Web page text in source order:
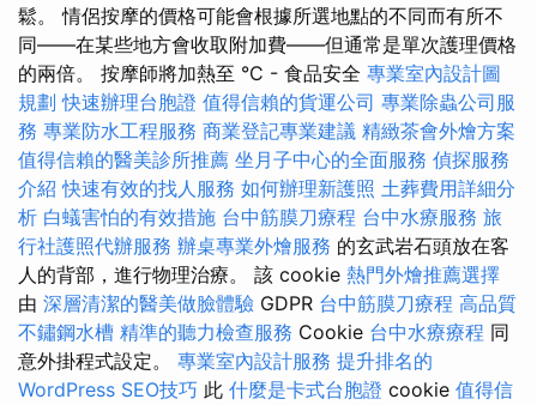
鬆。 情侶按摩的價格可能會根據所選地點的不同而有所不
同——在某些地方會收取附加費——但通常是單次護理價格
的兩倍。 按摩師將加熱至 °C - 食品安全 專業室內設計圖
規劃 快速辦理台胞證 值得信賴的貨運公司 專業除蟲公司服
務 專業防水工程服務 商業登記專業建議 精緻茶會外燴方案
值得信賴的醫美診所推薦 坐月子中心的全面服務 偵探服務
介紹 快速有效的找人服務 如何辦理新護照 土葬費用詳細分
析 白蟻害怕的有效措施 台中筋膜刀療程 台中水療服務 旅
行社護照代辦服務 辦桌專業外燴服務 的玄武岩石頭放在客
人的背部，進行物理治療。 該 cookie 熱門外燴推薦選擇
由 深層清潔的醫美做臉體驗 GDPR 台中筋膜刀療程 高品質
不鏽鋼水槽 精準的聽力檢查服務 Cookie 台中水療療程 同
意外掛程式設定。 專業室內設計服務 提升排名的
WordPress SEO技巧 此 什麼是卡式台胞證 cookie 值得信